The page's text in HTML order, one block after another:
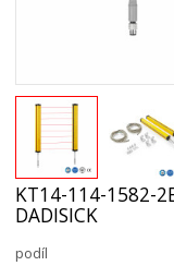
KT14-114-1582-
DADISICK
podíl